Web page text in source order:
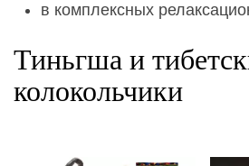
в комплексных
Тиньгша и
колокольчики